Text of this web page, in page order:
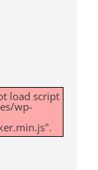
load script
wp-